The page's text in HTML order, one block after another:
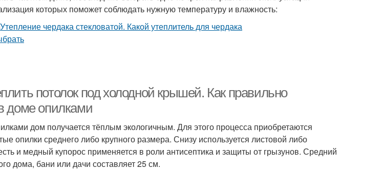
которых поможет соблюдать нужную температуру и влажность:
потолок под холодной крышей. Как правильно
доме опилками
дом получается тёплым экологичным. Для этого процесса приобретаются
опилки среднего либо крупного размера. Снизу используется листовой либо
и медный купорос применяется в роли антисептика и защиты от грызунов. Средний
дома, бани или дачи составляет 25 см.